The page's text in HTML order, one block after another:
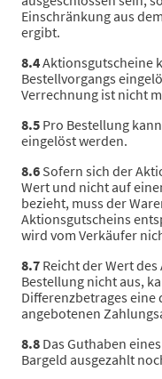
Einschränkung aus
ergibt.
8.4Aktionsgutscheine
Bestellvorgangs
Verrechnung ist nicht
8.5 Pro Bestellung
eingelöst werden.
8.6 Sofern sich der
Wert und nicht auf
bezieht, muss der
Aktionsgutscheins
wird vom Verkäufer
8.7 Reicht der Wert
Bestellung nicht aus,
Differenzbetrages
angebotenen
8.8 Das Guthaben
Bargeld ausgezahlt